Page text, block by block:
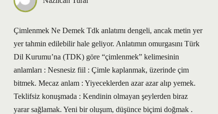
Çimlenmek Ne Demek Tdk anlatımı dengeli, ancak metin yer
yer tahmin edilebilir hale geliyor. Anlatımın omurgasını Türk
Dil Kurumu’na (TDK) göre “çimlenmek” kelimesinin
anlamları : Nesnesiz fiil : Çimle kaplanmak, üzerinde çim
bitmek. Mecaz anlam : Yiyeceklerden azar azar alıp yemek.
Teklifsiz konuşmada : Kendinin olmayan şeylerden biraz
yarar sağlamak. Yeni bir oluşum, düşünce biçimi doğmak .